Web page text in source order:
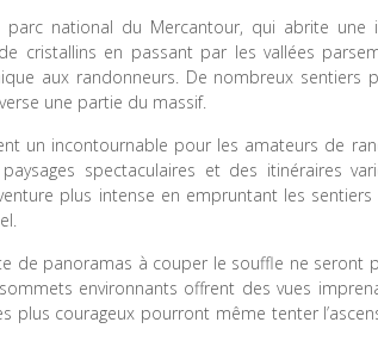
national du Mercantour, qui abrite une
cristallins en passant par les vallées
aux randonneurs. De nombreux sentiers
une partie du massif.
un incontournable pour les amateurs de
spectaculaires et des itinéraires
plus intense en empruntant les
de panoramas à couper le souffle ne seront
environnants offrent des vues
plus courageux pourront même tenter